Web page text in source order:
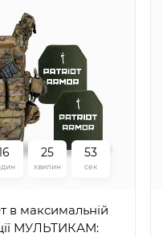
6 25
хвилин
52
сек
в максимальній
МУЛЬТИКАМ: